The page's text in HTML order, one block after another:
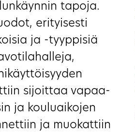
tapoja.
erityisesti
ja -tyyppisiä
sijoittaa vapaa-
ja kouluaikojen
ja muokattiin